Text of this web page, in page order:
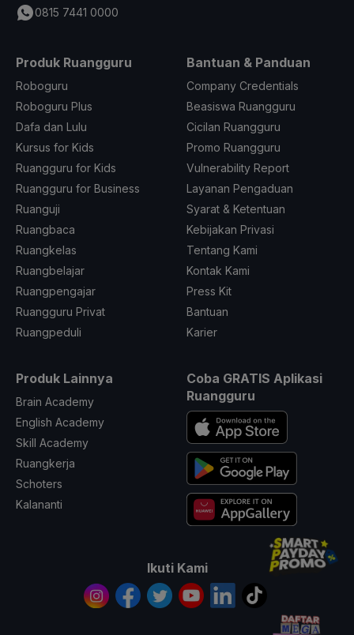
0815 7441 0000
Produk Ruangguru
Roboguru
Roboguru Plus
Dafa dan Lulu
Kursus for Kids
Ruangguru for Kids
Ruangguru for Business
Ruanguji
Ruangbaca
Ruangkelas
Ruangbelajar
Ruangpengajar
Ruangguru Privat
Ruangpeduli
Bantuan & Panduan
Company Credentials
Beasiswa Ruangguru
Cicilan Ruangguru
Promo Ruangguru
Vulnerability Report
Layanan Pengaduan
Syarat & Ketentuan
Kebijakan Privasi
Tentang Kami
Kontak Kami
Press Kit
Bantuan
Karier
Produk Lainnya
Brain Academy
English Academy
Skill Academy
Ruangkerja
Schoters
Kalananti
Coba GRATIS Aplikasi
Ruangguru
Ikuti Kami